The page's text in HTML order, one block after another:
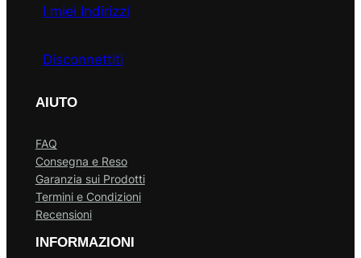
I miei Indirizzi
Disconnettiti
AIUTO
FAQ
Consegna e Reso
Garanzia sui Prodotti
Termini e Condizioni
Recensioni
INFORMAZIONI